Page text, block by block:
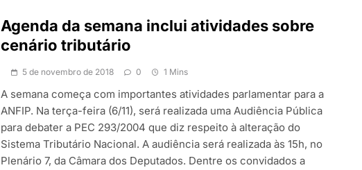
Agenda da semana inclui atividades sobre
cenário tributário
5 de novembro de 2018 0 1 Mins
A semana começa com importantes atividades parlamentar para a
ANFIP. Na terça-feira (6/11), será realizada uma Audiência Pública
para debater a PEC 293/2004 que diz respeito à alteração do
Sistema Tributário Nacional. A audiência será realizada às 15h, no
Plenário 7, da Câmara dos Deputados. Dentre os convidados a